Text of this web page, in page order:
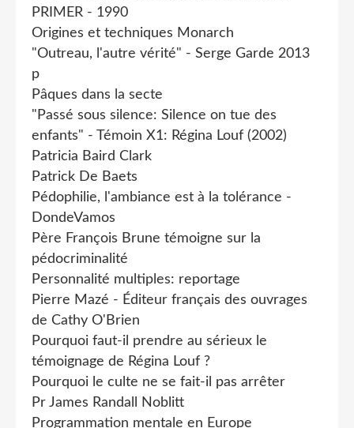
PRIMER - 1990
Origines et techniques Monarch
"Outreau, l'autre vérité" - Serge Garde 2013
p
Pâques dans la secte
"Passé sous silence: Silence on tue des
enfants" - Témoin X1: Régina Louf (2002)
Patricia Baird Clark
Patrick De Baets
Pédophilie, l'ambiance est à la tolérance -
DondeVamos
Père François Brune témoigne sur la
pédocriminalité
Personnalité multiples: reportage
Pierre Mazé - Éditeur français des ouvrages
de Cathy O'Brien
Pourquoi faut-il prendre au sérieux le
témoignage de Régina Louf ?
Pourquoi le culte ne se fait-il pas arrêter
Pr James Randall Noblitt
Programmation mentale en Europe